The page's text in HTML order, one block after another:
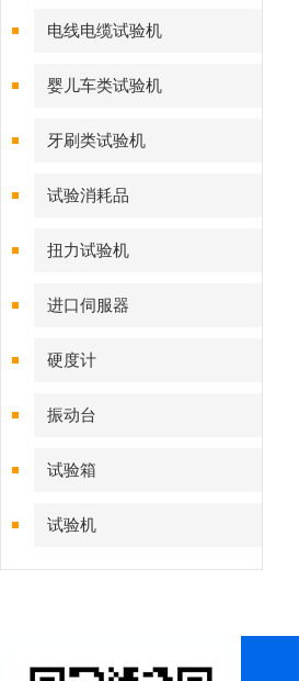
电线电缆试验机
婴儿车类试验机
牙刷类试验机
试验消耗品
扭力试验机
进口伺服器
硬度计
振动台
试验箱
试验机